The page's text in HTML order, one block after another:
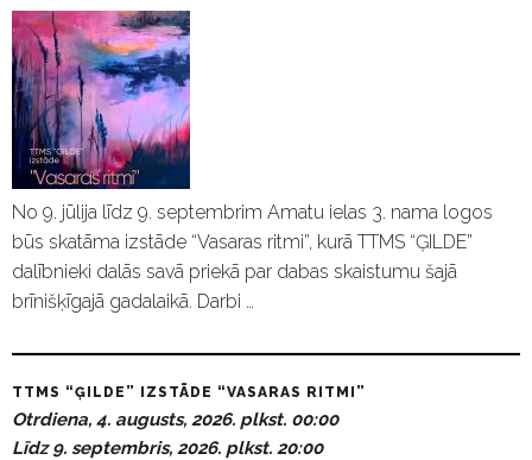
No 9. jūlija līdz 9. septembrim Amatu ielas 3. nama logos
būs skatāma izstāde “Vasaras ritmi”, kurā TTMS “ĢILDE”
dalībnieki dalās savā priekā par dabas skaistumu šajā
brīnišķīgajā gadalaikā. Darbi …
TTMS “ĢILDE” IZSTĀDE “VASARAS RITMI”
Otrdiena, 4. augusts, 2026. plkst. 00:00
Līdz 9. septembris, 2026. plkst. 20:00